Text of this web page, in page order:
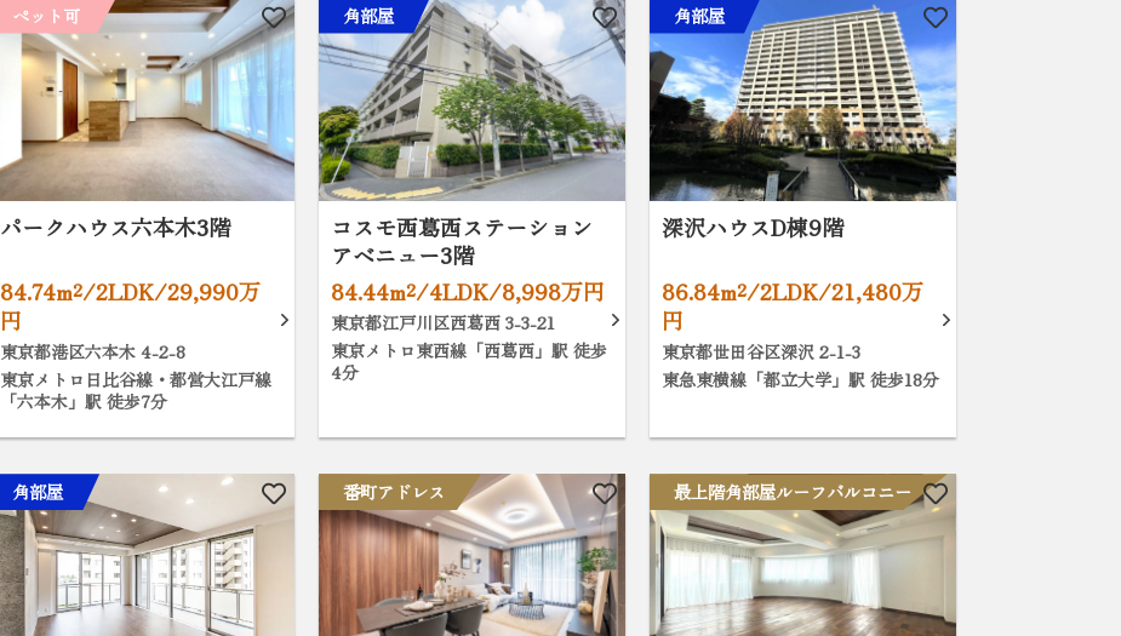
ペット可
パークハウス六本木3階
84.74m²/2LDK/29,990万
円
東京都港区六本木 4-2-8
東京メトロ日比谷線・都営大江戸線
「六本木」駅 徒歩7分
角部屋
コスモ西葛西ステーション
アベニュー3階
84.44m²/4LDK/8,998万円
東京都江戸川区西葛西 3-3-21
東京メトロ東西線「西葛西」駅 徒歩
4分
角部屋
深沢ハウスD棟9階
86.84m²/2LDK/21,480万
円
東京都世田谷区深沢 2-1-3
東急東横線「都立大学」駅 徒歩18分
角部屋 番町アドレス 最上階角部屋ルーフバルコニー